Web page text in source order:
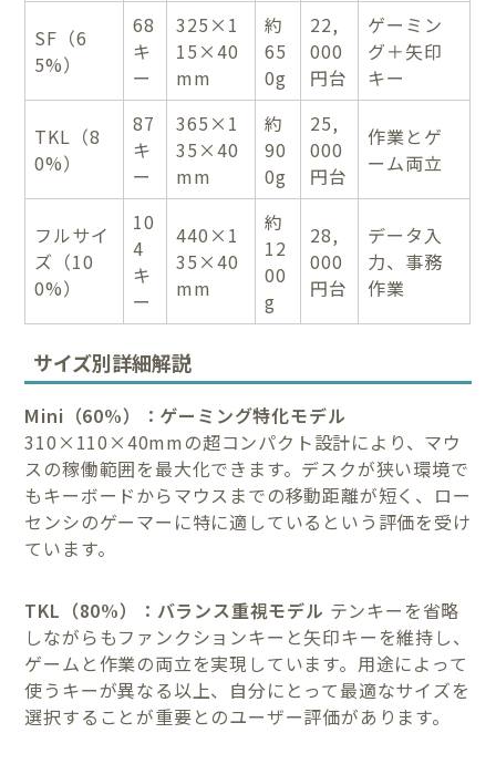
SF（6
5%）
68
キ
ー
325×1
15×40
mm
約
65
0g
22,
000
円台
ゲーミン
グ＋矢印
キー
TKL（8
0%）
87
キ
ー
365×1
35×40
mm
約
90
0g
25,
000
円台
作業とゲ
ーム両立
フルサイ
ズ（10
0%）
10
4
キ
ー
440×1
35×40
mm
約
12
00
g
28,
000
円台
データ入
力、事務
作業
サイズ別詳細解説
Mini（60%）：ゲーミング特化モデル
310×110×40mmの超コンパクト設計により、マウ
スの稼働範囲を最大化できます。デスクが狭い環境で
もキーボードからマウスまでの移動距離が短く、ロー
センシのゲーマーに特に適しているという評価を受け
ています。
TKL（80%）：バランス重視モデル テンキーを省略
しながらもファンクションキーと矢印キーを維持し、
ゲームと作業の両立を実現しています。用途によって
使うキーが異なる以上、自分にとって最適なサイズを
選択することが重要とのユーザー評価があります。